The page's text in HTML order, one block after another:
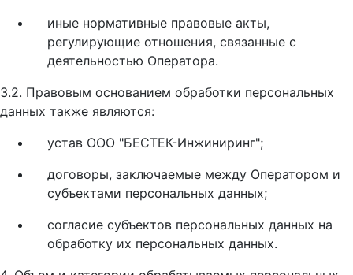
иные нормативные правовые акты,
регулирующие отношения, связанные с
деятельностью Оператора.
3.2. Правовым основанием обработки персональных
данных также являются:
устав ООО "БЕСТЕК-Инжиниринг";
договоры, заключаемые между Оператором и
субъектами персональных данных;
согласие субъектов персональных данных на
обработку их персональных данных.